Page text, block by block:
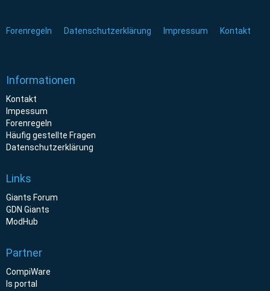
Forenregeln Datenschutzerklärung Impressum Kontakt
Informationen
Kontakt
Impessum
Forenregeln
Häufig gestellte Fragen
Datenschutzerklärung
Links
Giants Forum
GDN Giants
ModHub
Partner
CompiWare
ls portal